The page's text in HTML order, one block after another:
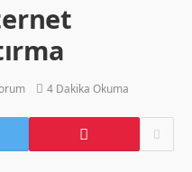
4 Dakika Okuma